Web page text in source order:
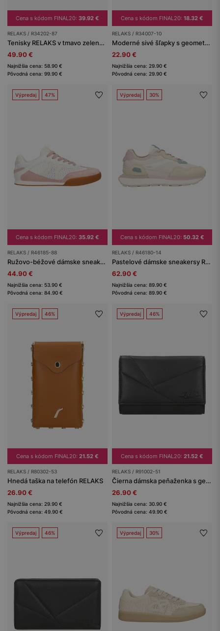
Cena s kódom FINAL20: 39.92 €
RELAKS / R34202-87
Tenisky RELAKS v tmavo zelenej farbe
49.90 €
Najnižšia cena: 58.90 €
Pôvodná cena: 99.90 €
Cena s kódom FINAL20: 18.32 €
RELAKS / R34007-10
Moderné sivé šľapky s geometrickou štruktúrou RELAKS R34007-10
22.90 €
Najnižšia cena: 29.90 €
Pôvodná cena: 29.90 €
Výpredaj 47%
Cena s kódom FINAL20: 35.92 €
RELAKS / R46185-88
Ružovo-béžové dámske sneakersy RELAKS s priedušným mesh panelom
44.90 €
Najnižšia cena: 53.90 €
Pôvodná cena: 84.90 €
Výpredaj 30%
Cena s kódom FINAL20: 50.32 €
RELAKS / R46180-14
Pastelové dámske sneakersy RELAKS na masívnej podrážke
62.90 €
Najnižšia cena: 89.90 €
Pôvodná cena: 89.90 €
Výpredaj 46%
Cena s kódom FINAL20: 21.52 €
RELAKS / R80302-53
Hnedá taška na telefón RELAKS
26.90 €
Najnižšia cena: 29.90 €
Pôvodná cena: 49.90 €
Výpredaj 46%
Cena s kódom FINAL20: 21.52 €
RELAKS / R91002-51
Čierna dámska peňaženka s geometrickým prešívaním RELAKS
26.90 €
Najnižšia cena: 30.90 €
Pôvodná cena: 49.90 €
Výpredaj 46% Výpredaj 30%